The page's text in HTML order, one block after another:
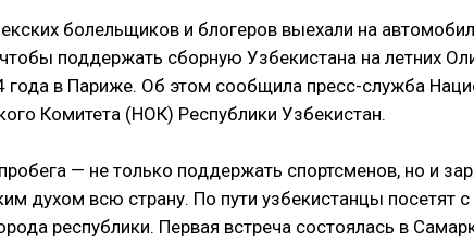
болельщиков и блогеров выехали на
поддержать сборную Узбекистана на летних
года в Париже. Об этом сообщила пресс-служба
Комитета (НОК) Республики Узбекистан.
— не только поддержать спортсменов, но и
духом всю страну. По пути узбекистанцы посетят с
республики. Первая встреча состоялась в